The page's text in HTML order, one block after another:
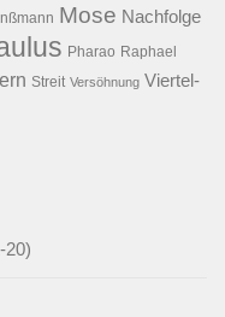
Mose Nachfolge
Pharao Raphael
Streit Versöhnung Viertel-
20)